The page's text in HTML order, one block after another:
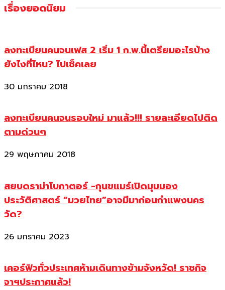
เรื่องยอดนิยม
ลงทะเบียนคนจนเฟส 2 เริ่ม 1 ก.พ.นี้เตรียมอะไรบ้าง
ยังไงที่ไหน? ไปเช็คเลย
30 มกราคม 2018
ลงทะเบียนคนจนรอบใหม่ มาแล้ว!!! รายละเอียดไปติด
ตามด่วนๆ
29 พฤษภาคม 2018
สยบดราม่าโบกาตอร์ -กุนขแมร์เปิดมุมมอง
ประวัติศาสตร์ “มวยไทย”อาจมีมาก่อนกำแพงนคร
วัด?
26 มกราคม 2023
เคอร์ฟิวทั่วประเทศห้ามเดินทางข้ามจังหวัด! ราชกิจ
จาฯประกาศแล้ว!